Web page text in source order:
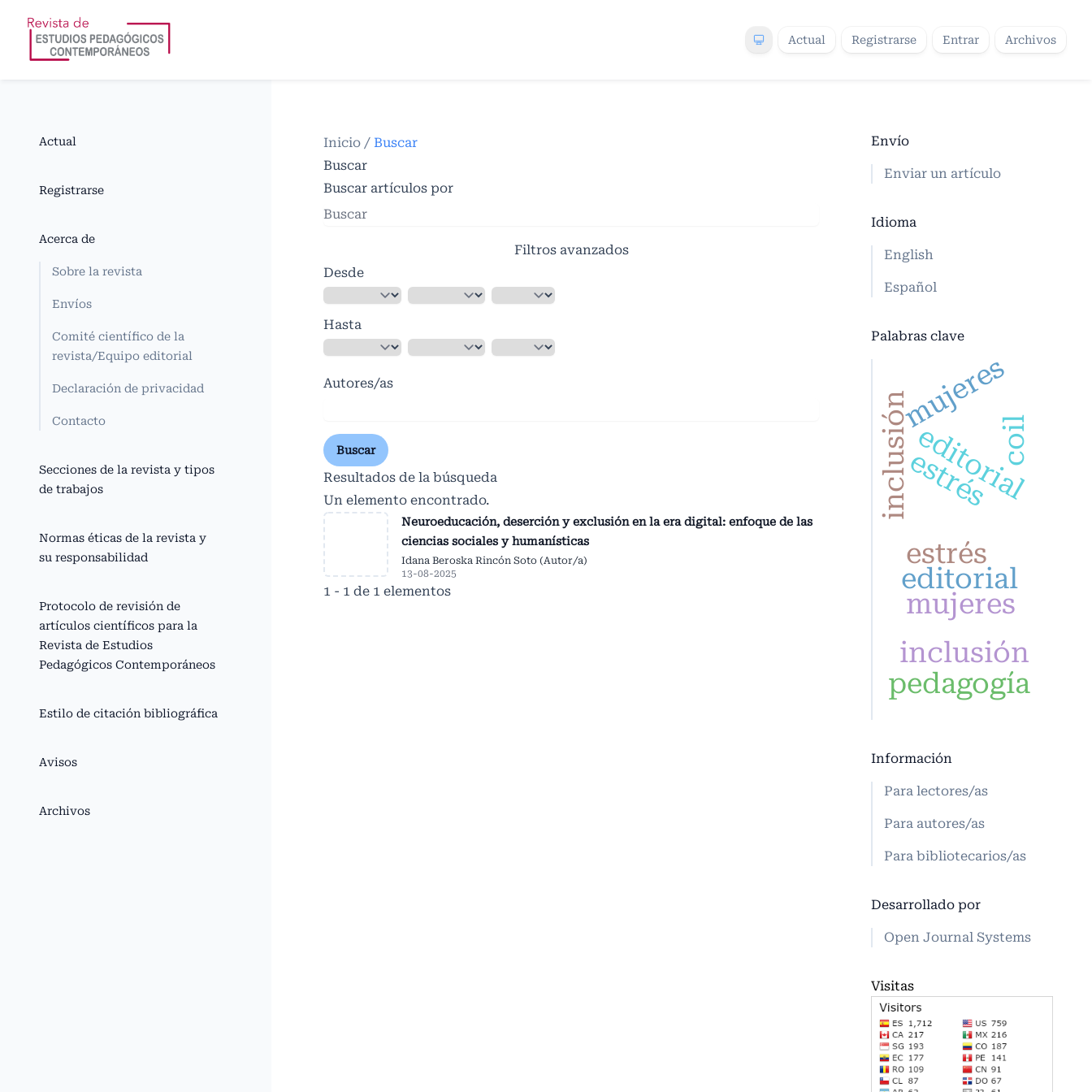
Actual Registrarse Entrar Archivos
Actual
Registrarse
Acerca de
Sobre la revista
Envíos
Comité científico de la
revista/Equipo editorial
Declaración de privacidad
Contacto
Secciones de la revista y tipos
de trabajos
Normas éticas de la revista y
su responsabilidad
Protocolo de revisión de
artículos científicos para la
Revista de Estudios
Pedagógicos Contemporáneos
Estilo de citación bibliográfica
Avisos
Archivos
Inicio / Buscar
Buscar
Buscar artículos por
Filtros avanzados
Desde
Hasta
Autores/as
Buscar
Resultados de la búsqueda
Un elemento encontrado.
Neuroeducación, deserción y exclusión en la era digital: enfoque de las
ciencias sociales y humanísticas
Idana Beroska Rincón Soto (Autor/a)
13-08-2025
1 - 1 de 1 elementos
Envío
Enviar un artículo
Idioma
English
Español
Palabras clave
editorial
mujeres
inclusiónestrés
coil
editorial
mujeres
inclusión
estrés
pedagogía
Información
Para lectores/as
Para autores/as
Para bibliotecarios/as
Desarrollado por
Open Journal Systems
Visitas